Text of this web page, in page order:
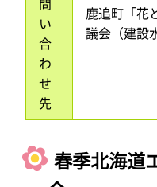
い
合
わ
せ
先
鹿追町「花
議会（建設
春季北海道